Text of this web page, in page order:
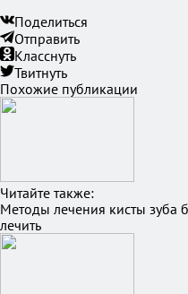
Поделиться
Отправить
Класснуть
Твитнуть
Похожие публикации
Читайте также:
Методы лечения кисты зуба
лечить